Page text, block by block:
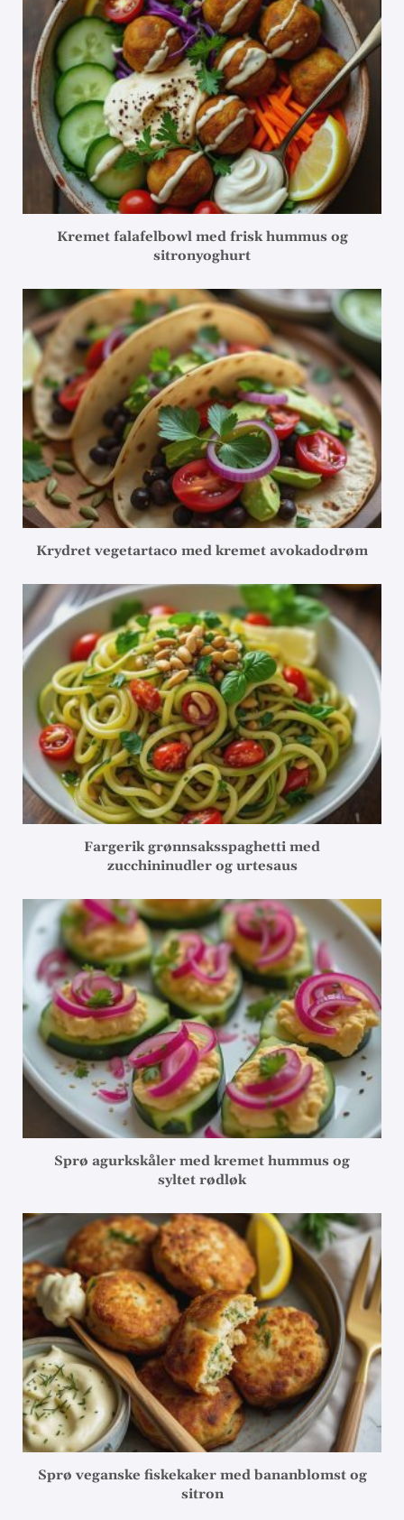
Kremet falafelbowl med frisk hummus og
sitronyoghurt
Krydret vegetartaco med kremet avokadodrøm
Fargerik grønnsaksspaghetti med
zucchininudler og urtesaus
Sprø agurkskåler med kremet hummus og
syltet rødløk
Sprø veganske fiskekaker med bananblomst og
sitron